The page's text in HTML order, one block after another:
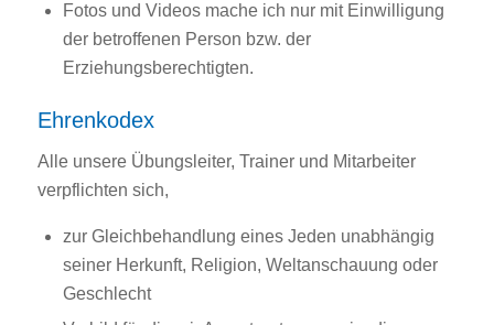
Fotos und Videos mache ich nur mit Einwilligung
der betroffenen Person bzw. der
Erziehungsberechtigten.
Ehrenkodex
Alle unsere Übungsleiter, Trainer und Mitarbeiter
verpflichten sich,
zur Gleichbehandlung eines Jeden unabhängig
seiner Herkunft, Religion, Weltanschauung oder
Geschlecht